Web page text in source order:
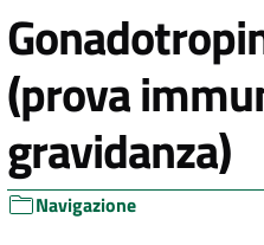
(prova
gravidanza)
Navigazione